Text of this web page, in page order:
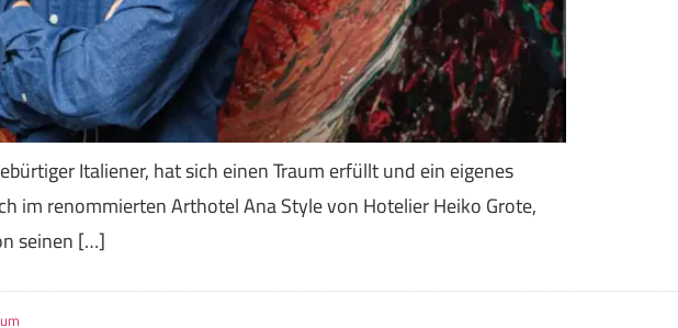
Italiener, hat sich einen Traum erfüllt und ein eigenes
im renommierten Arthotel Ana Style von Hotelier Heiko Grote,
seinen […]